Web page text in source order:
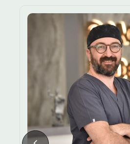
HALITOZIS NEDENLERI